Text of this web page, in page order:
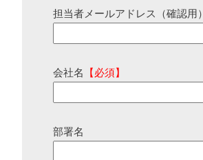
担当者メールアドレス（確認用）
会社名 【必須】
部署名